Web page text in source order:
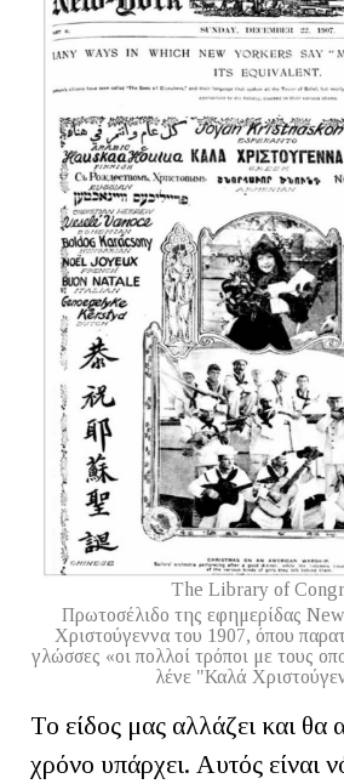
The Library of
Πρωτοσέλιδο της εφημερίδας
Χριστούγεννα του 1907, όπου
γλώσσες «οι πολλοί τρόποι με τους
λένε "Καλά
Το είδος μας αλλάζει και θα
χρόνο υπάρχει. Αυτός είναι